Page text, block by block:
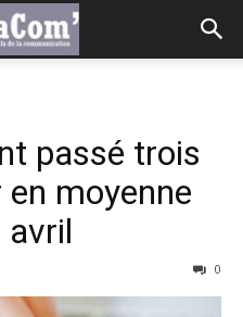
passé trois
moyenne
avril
0